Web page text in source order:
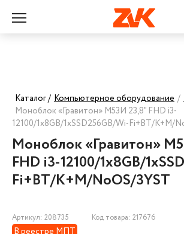
Каталог / Компьютерное оборудование /
Моноблок «Гравитон» М53И 23,8" FHD i3-
12100/1x8GB/1xSSD256GB/Wi-Fi+BT/K+M/
Моноблок «Гравитон»
FHD i3-12100/1x8GB/
Fi+BT/K+M/NoOS/3YST
Артикул: 208735 Код товара: 217676
В реестре МПТ